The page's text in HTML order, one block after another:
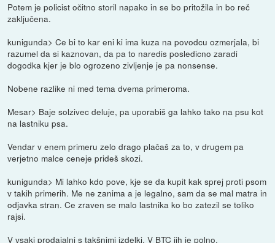
Potem je policist očitno storil napako in se bo pritožila in bo reč
zaključena.
kunigunda> Ce bi to kar eni ki ima kuza na povodcu ozmerjala, bi
razumel da si kaznovan, da pa to naredis posledicno zaradi
dogodka kjer je blo ogrozeno zivljenje je pa nonsense.
Nobene razlike ni med tema dvema primeroma.
Mesar> Baje solzivec deluje, pa uporabiš ga lahko tako na psu kot
na lastniku psa.
Vendar v enem primeru zelo drago plačaš za to, v drugem pa
verjetno malce ceneje prideš skozi.
kunigunda> Mi lahko kdo pove, kje se da kupit kak sprej proti psom
v takih primerih. Me ne zanima a je legalno, sam da se mal matra in
odjavka stran. Ce zraven se malo lastnika ko bo zatezil se toliko
rajsi.
V vsaki prodajalni s takšnimi izdelki. V BTC jih je polno.